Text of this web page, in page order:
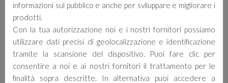
Vedi tutto →
Sibimex
informazioni sul pubblico e anche per sviluppare e migliorare i
prodotti.
Con la tua autorizzazione noi e i nostri fornitori possiamo
utilizzare dati precisi di geolocalizzazione e identificazione
tramite la scansione del dispositivo. Puoi fare clic per
consentire a noi e ai nostri fornitori il trattamento per le
finalità sopra descritte. In alternativa puoi accedere a